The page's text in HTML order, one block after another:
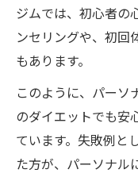
地域密着
トの継続法
あなたに合う
自分に最
と選び方
パーソナ
実現する
ジムでは、初心者の
ンセリングや、初回
もあります。
このように、パーソ
のダイエットでも安
ています。失敗例と
た方が、パーソナル